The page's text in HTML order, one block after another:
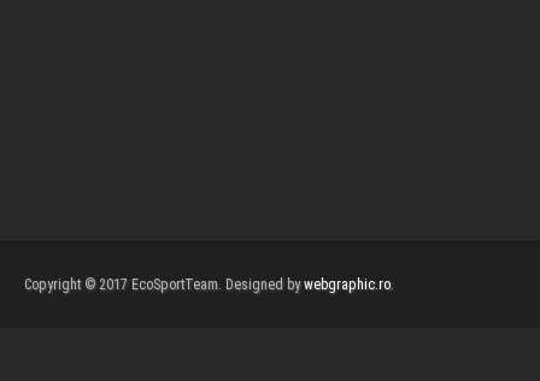
Copyright © 2017 EcoSportTeam. Designed bywebgraphic.ro.